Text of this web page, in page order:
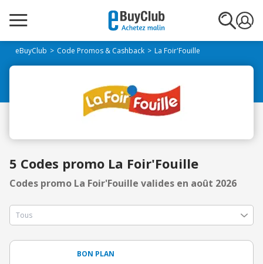
eBuyClub Code Promos & Cashback La Foir'Fouille
5 Codes promo La Foir'Fouille
Codes promo La Foir'Fouille valides en août 2026
BON PLAN